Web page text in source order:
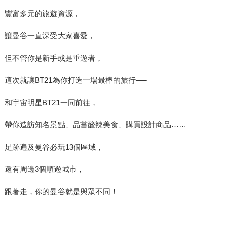
豐富多元的旅遊資源，
讓曼谷一直深受大家喜愛，
但不管你是新手或是重遊者，
這次就讓BT21為你打造一場最棒的旅行──
和宇宙明星BT21一同前往，
帶你造訪知名景點、品嘗酸辣美食、購買設計商品……
足跡遍及曼谷必玩13個區域，
還有周邊3個順遊城市，
跟著走，你的曼谷就是與眾不同！